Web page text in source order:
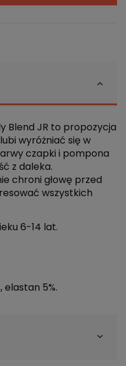
Blend JR to propozycja
wyróżniać się w
czapki i pompona
z daleka.
chroni głowę przed
wszystkich
6-14 lat.
5%.